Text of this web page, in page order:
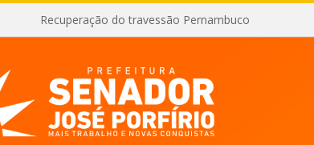
Recuperação do travessão Pernambuco